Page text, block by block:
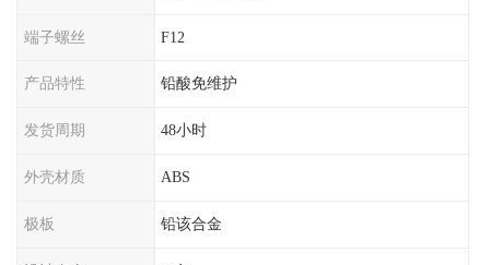
端子螺丝 F12
产品特性 铅酸免维护
发货周期 48小时
外壳材质 ABS
极板 铅该合金